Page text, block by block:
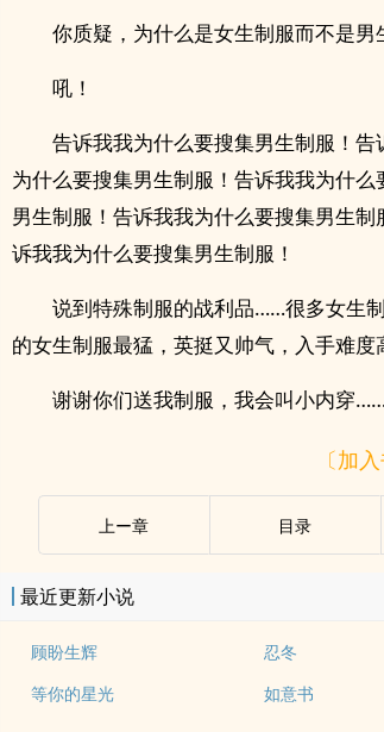
你质疑，为什么是女生制服而不是男
吼！
告诉我我为什么要搜集男生制服！
为什么要搜集男生制服！告诉我我为什
男生制服！告诉我我为什么要搜集男生
诉我我为什么要搜集男生制服！
说到特殊制服的战利品……很多女生
的女生制服最猛，英挺又帅气，入手难度
谢谢你们送我制服，我会叫小内穿
〔加
上ー章 目录
最近更新小说
顾盼生辉 忍冬
等你的星光
如意书